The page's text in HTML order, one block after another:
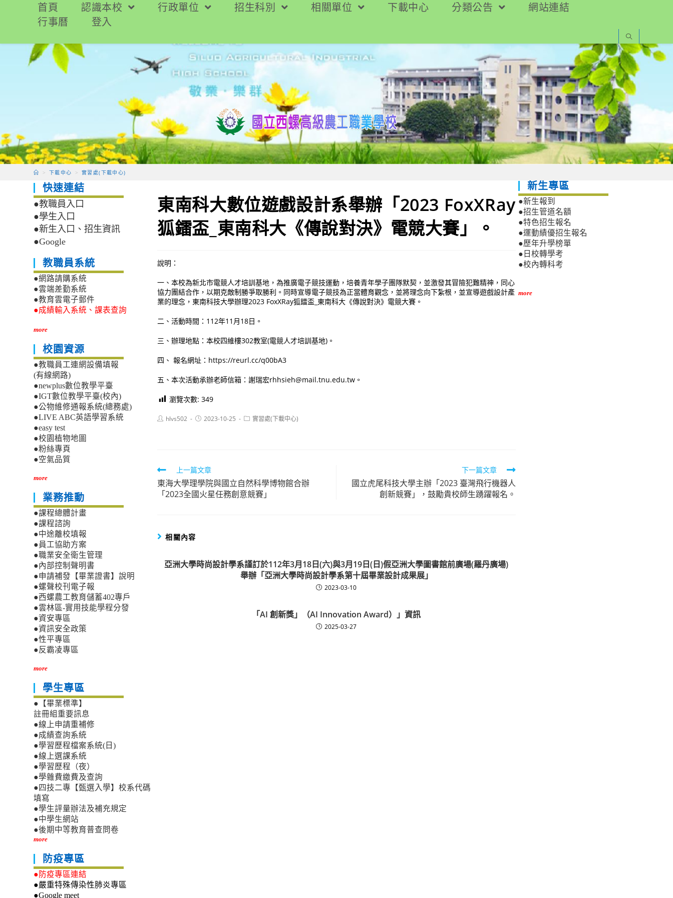
要
首頁 認識本校 行政單位 招生科別 相關單位 下載中心 分類公告
網站連結
行事曆
登入
> 下載中心 > 實習處(下載中心)
東南科大數位遊戲設計系舉辦「2023 FoxXRay
狐鐳盃_東南科大《傳說對決》電競大賽」。
說明：
一、本校為新北市電競人才培訓基地，為推廣電子競技運動，培養青年學子團隊默契，並激發其冒險犯難精神，同心
協力團結合作，以期克敵制勝爭取勝利。同時宣導電子競技為正當體育觀念，並將理念向下紮根，並宣導遊戲設計產
業的理念，東南科技大學辦理2023 FoxXRay狐鐳盃_東南科大《傳說對決》電競大賽。
二、活動時間：112年11月18日。
三、辦理地點：本校四維樓302教室(電競人才培訓基地)。
四、 報名網址：https://reurl.cc/q00bA3
五、本次活動承辦老師信箱：謝瑞宏rhhsieh@mail.tnu.edu.tw。
瀏覽次數: 349
Posthlvs502
Post2023-10-25
Post實習處(下載中心)
Read
more
articles
上一篇文章
東海大學理學院與國立自然科學博物館合辦
「2023全國火星任務創意競賽」
下一篇文章
國立虎尾科技大學主辦「2023 臺灣飛行機器人
創新競賽」，鼓勵貴校師生踴躍報名。
相關內容
亞洲大學時尚設計學系謹訂於112年3月18日(六)與3月19日(日)假亞洲大學圖書館前廣場(羅丹廣場)
舉辦「亞洲大學時尚設計學系第十屆畢業設計成果展」
2023-03-10
「AI 創新獎」（AI Innovation Award）」資訊
2025-03-27
快速連結
●教職員入口
●學生入口
●新生入口、招生資訊
●Google
教職員系統
●網路請購系統
●雲端差勤系統
●教育雲電子郵件
●成績輸入系統、課表查詢
more
校園資源
●教職員工連網設備填報
(有線網路)
●newplus數位教學平臺
●IGT數位教學平臺(校內)
●公物維修通報系統(總務處)
●LIVE ABC英語學習系統
●easy test
●校園植物地圖
●粉絲專頁
●空氣品質
more
業務推動
●課程總體計畫
●課程諮詢
●中途離校填報
●員工協助方案
●職業安全衛生管理
●內部控制聲明書
●申請補發【畢業證書】說明
●螺聲校刊電子報
●西螺農工教育儲蓄402專戶
●雲林區-實用技能學程分發
●資安專區
●資訊安全政策
●性平專區
●反霸凌專區
more
學生專區
●【畢業標準】
註冊組重要訊息
●線上申請重補修
●成績查詢系統
●學習歷程檔案系統(日)
●線上選課系統
●學習歷程（夜）
●學雜費繳費及查詢
●四技二專【甄選入學】校系代碼
填寫
●學生評量辦法及補充規定
●中學生網站
●後期中等教育普查問卷
more
防疫專區
●防疫專區連結
●嚴重特殊傳染性肺炎專區
●Google meet
新生專區
●新生報到
●招生管道名額
●特色招生報名
●運動績優招生報名
●歷年升學榜單
●日校轉學考
●校內轉科考
more